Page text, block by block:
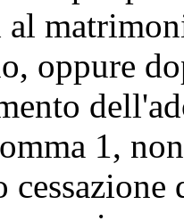
al
oppure
1,